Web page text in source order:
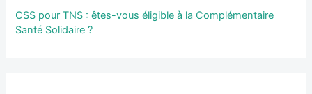
CSS pour TNS : êtes-vous éligible à la Complémentaire
Santé Solidaire ?